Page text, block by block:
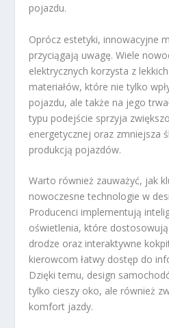
pojazdu.
Oprócz estetyki, innowacyjne
przyciągają uwagę. Wiele
elektrycznych korzysta z
materiałów, które nie tylko
pojazdu, ale także na jego
typu podejście sprzyja
energetycznej oraz zmniejsza
produkcją pojazdów.
Warto również zauważyć, jak
nowoczesne technologie w
Producenci implementują
oświetlenia, które
drodze oraz interaktywne
kierowcom łatwy dostęp do
Dzięki temu, design
tylko cieszy oko, ale również
komfort jazdy.